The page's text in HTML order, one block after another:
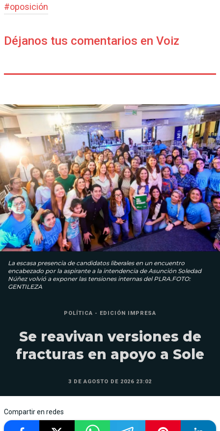
#oposición
Déjanos tus comentarios en Voiz
La escasa presencia de candidatos liberales en un encuentro
encabezado por la aspirante a la intendencia de Asunción Soledad
Núñez volvió a exponer las tensiones internas del PLRA.FOTO:
GENTILEZA
POLÍTICA - EDICIÓN IMPRESA
Se reavivan versiones de
fracturas en apoyo a Sole
3 DE AGOSTO DE 2026 23:02
Compartir en redes